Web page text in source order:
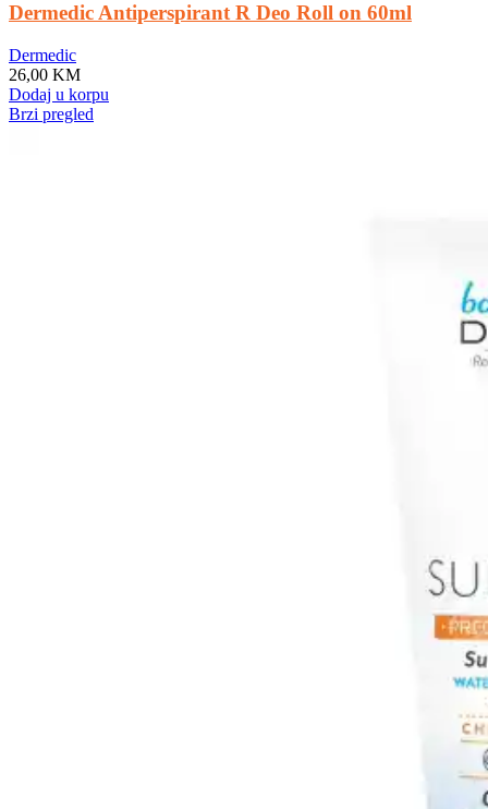
Dermedic Antiperspirant R Deo Roll on 60ml
Dermedic
26,00 KM
Dodaj u korpu
Brzi pregled